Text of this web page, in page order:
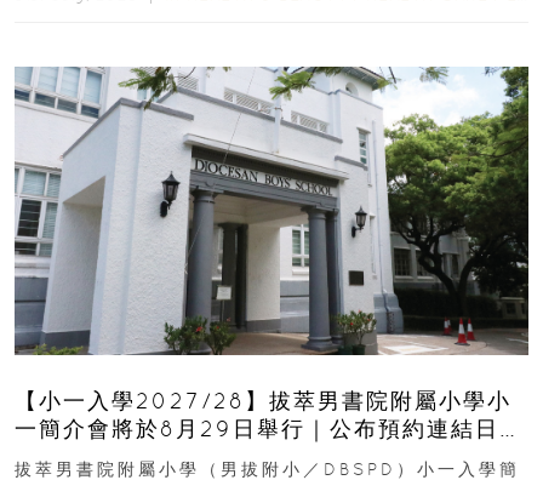
【小一入學2027/28】拔萃男書院附屬小學小
一簡介會將於8月29日舉行｜公布預約連結日期
｜更設有網上重溫
拔萃男書院附屬小學（男拔附小／DBSPD）小一入學簡